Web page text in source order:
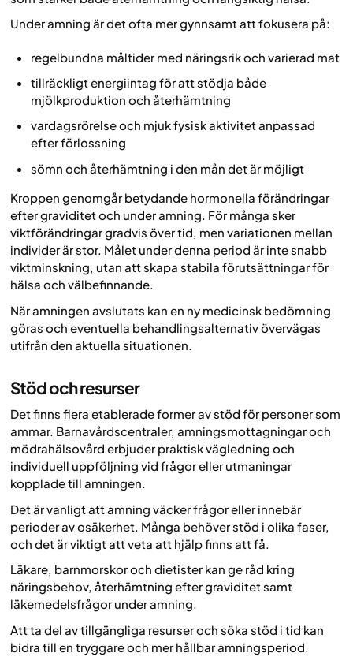
Under amning är det ofta mer gynnsamt att fokusera på:
regelbundna måltider med näringsrik och varierad mat
tillräckligt energiintag för att stödja både
mjölkproduktion och återhämtning
vardagsrörelse och mjuk fysisk aktivitet anpassad
efter förlossning
sömn och återhämtning i den mån det är möjligt
Kroppen genomgår betydande hormonella förändringar
efter graviditet och under amning. För många sker
viktförändringar gradvis över tid, men variationen mellan
individer är stor. Målet under denna period är inte snabb
viktminskning, utan att skapa stabila förutsättningar för
hälsa och välbefinnande.
När amningen avslutats kan en ny medicinsk bedömning
göras och eventuella behandlingsalternativ övervägas
utifrån den aktuella situationen.
Stöd och resurser
Det finns flera etablerade former av stöd för personer som
ammar. Barnavårdscentraler, amningsmottagningar och
mödrahälsovård erbjuder praktisk vägledning och
individuell uppföljning vid frågor eller utmaningar
kopplade till amningen.
Det är vanligt att amning väcker frågor eller innebär
perioder av osäkerhet. Många behöver stöd i olika faser,
och det är viktigt att veta att hjälp finns att få.
Läkare, barnmorskor och dietister kan ge råd kring
näringsbehov, återhämtning efter graviditet samt
läkemedelsfrågor under amning.
Att ta del av tillgängliga resurser och söka stöd i tid kan
bidra till en tryggare och mer hållbar amningsperiod.